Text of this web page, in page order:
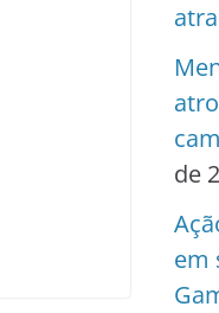
de
em